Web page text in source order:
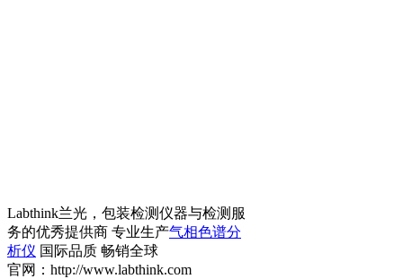
Labthink兰光，包装检测仪器与检测服
务的优秀提供商 专业生产气相色谱分
析仪 国际品质 畅销全球
官网：http://www.labthink.com